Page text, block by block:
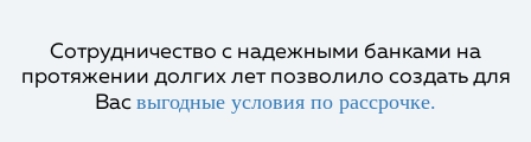
Сотрудничество с надежными банками на
протяжении долгих лет позволило создать для
Вас выгодные условия по рассрочке.